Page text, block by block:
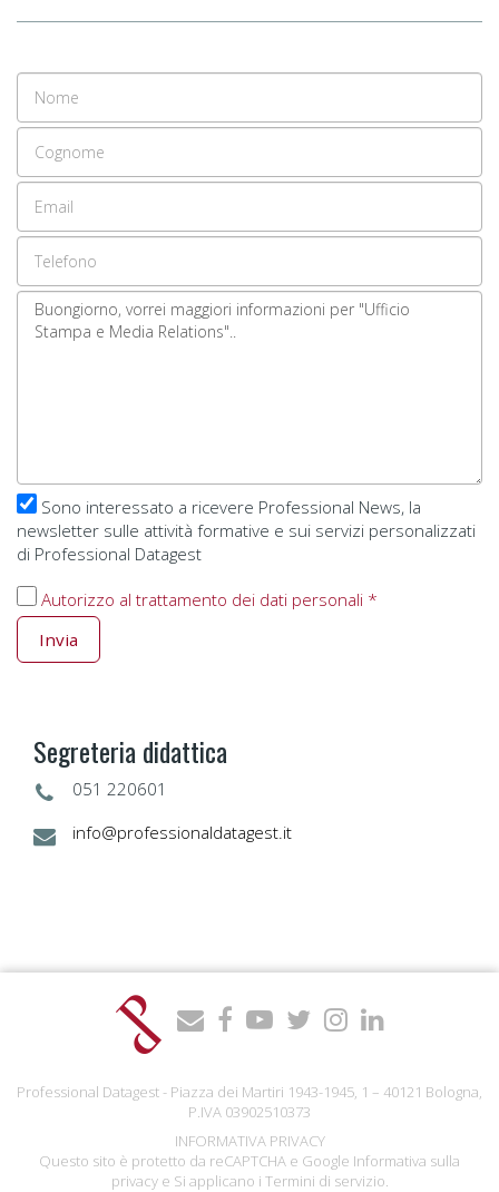
Nome
Cognome
Email
address
Telefono
Il
tuo
messaggio
Sono interessato a ricevere Professional News, la
newsletter sulle attività formative e sui servizi personalizzati
di Professional Datagest
Autorizzo al trattamento dei dati personali *
Invia
Segreteria didattica
051 220601
info@professionaldatagest.it
Professional Datagest - Piazza dei Martiri 1943-1945, 1 – 40121 Bologna,
P.IVA 03902510373
INFORMATIVA PRIVACY
Questo sito è protetto da reCAPTCHA e Google Informativa sulla
privacye Si applicano i Termini di servizio.